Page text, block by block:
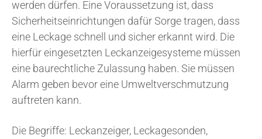
werden dürfen. Eine Voraussetzung ist, dass
Sicherheitseinrichtungen dafür Sorge tragen, dass
eine Leckage schnell und sicher erkannt wird. Die
hierfür eingesetzten Leckanzeigesysteme müssen
eine baurechtliche Zulassung haben. Sie müssen
Alarm geben bevor eine Umweltverschmutzung
auftreten kann.
Die Begriffe: Leckanzeiger, Leckagesonden,